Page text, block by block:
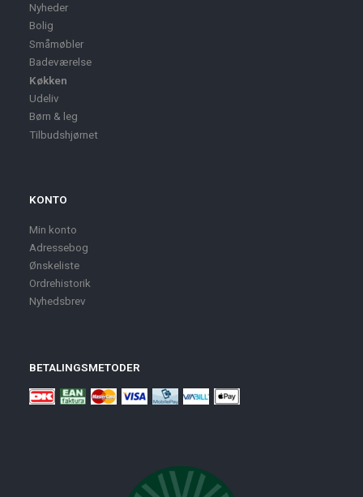
Nyheder
Bolig
Småmøbler
Badeværelse
Køkken
Udeliv
Børn & leg
Tilbudshjørnet
KONTO
Min konto
Adressebog
Ønskeliste
Ordrehistorik
Nyhedsbrev
BETALINGSMETODER